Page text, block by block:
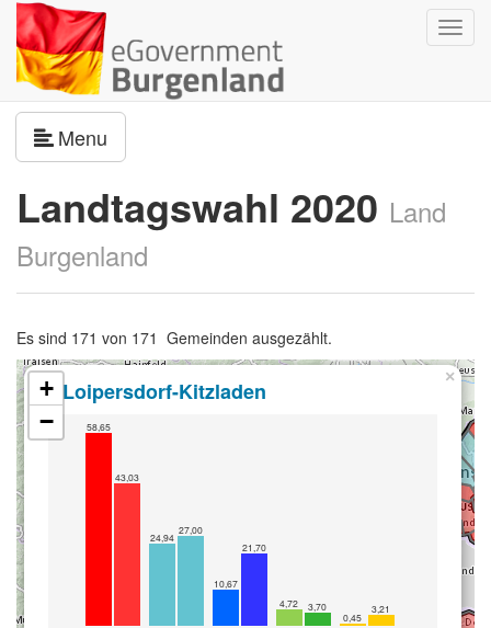
Menu
Landtagswahl 2020 Land
Burgenland
Es sind 171 von 171 Gemeinden ausgezählt.
Loipersdorf-Kitzladen
58,65
43,03
24,94
27,00
10,67
21,70
4,72 3,70
0,45
3,21
×
+
−